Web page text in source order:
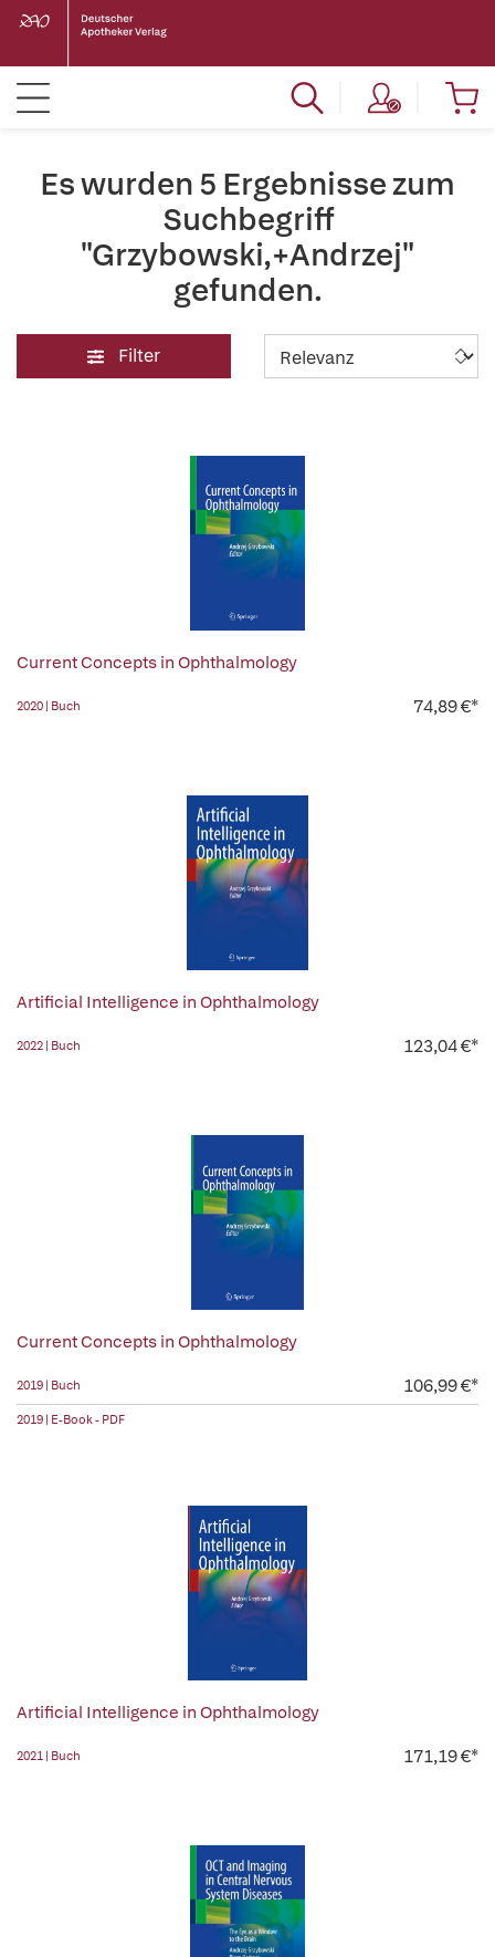
Es wurden 5 Ergebnisse zum
Suchbegriff
"Grzybowski,+Andrzej"
gefunden.
Filter
Current Concepts in Ophthalmology
2020 | Buch 74,89 €*
Artificial Intelligence in Ophthalmology
2022 | Buch 123,04 €*
Current Concepts in Ophthalmology
2019 | Buch 106,99 €*
2019 | E-Book - PDF
Artificial Intelligence in Ophthalmology
2021 | Buch 171,19 €*